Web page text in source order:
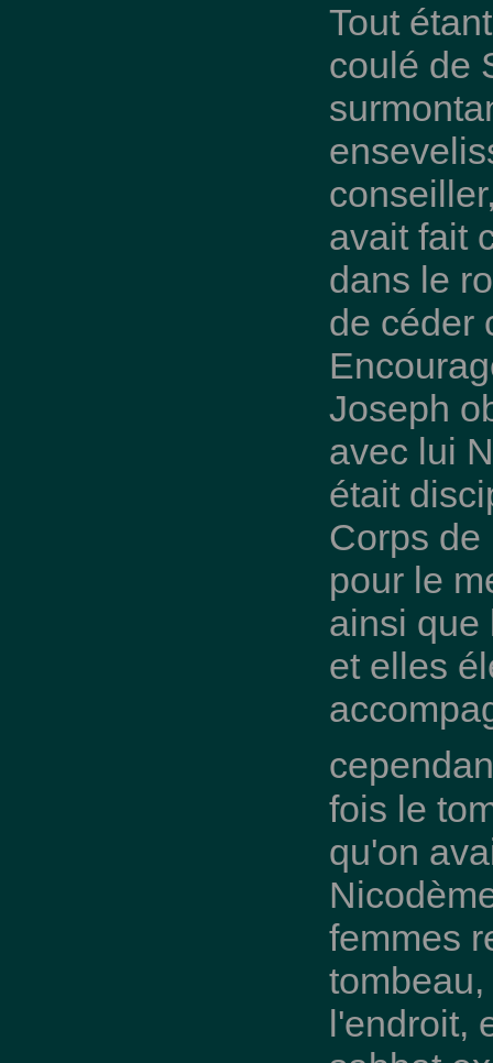
Tout
coulé de
avait fait
dans le
de céder
Joseph
avec lui
était
Corps de
pour le
ainsi que
et elles
fois le
qu'on
femmes
l'endroit,